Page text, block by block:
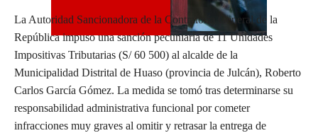
La Autoridad Sancionadora de la Contraloría General de la
República impuso una sanción pecuniaria de 11 Unidades
Impositivas Tributarias (S/ 60 500) al alcalde de la
Municipalidad Distrital de Huaso (provincia de Julcán), Roberto
Carlos García Gómez. La medida se tomó tras determinarse su
responsabilidad administrativa funcional por cometer
infracciones muy graves al omitir y retrasar la entrega de